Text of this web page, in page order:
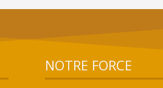
NOTRE FORCE